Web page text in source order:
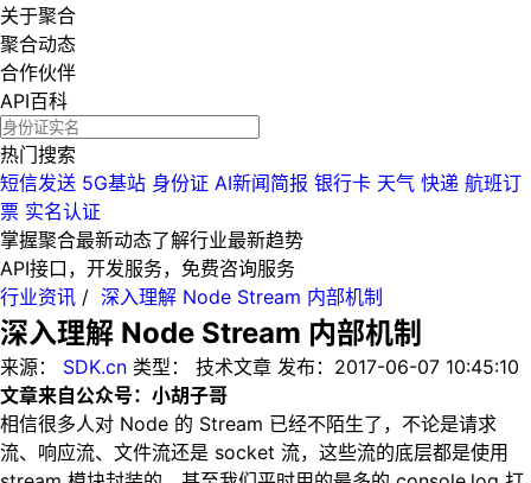
关于聚合
聚合动态
合作伙伴
API百科
热门搜索
短信发送 5G基站 身份证 AI新闻简报 银行卡 天气 快递 航班订
票 实名认证
掌握聚合最新动态了解行业最新趋势
API接口，开发服务，免费咨询服务
行业资讯 / 深入理解 Node Stream 内部机制
深入理解 Node Stream 内部机制
来源： SDK.cn 类型： 技术文章 发布： 2017-06-07 10:45:10
文章来自公众号：小胡子哥
相信很多人对 Node 的 Stream 已经不陌生了，不论是请求
流、响应流、文件流还是 socket 流，这些流的底层都是使用